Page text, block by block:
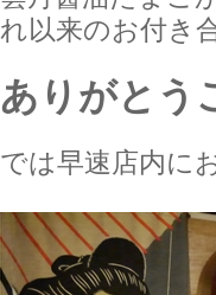
れ以来のお付き
ありがとう
では早速店内に